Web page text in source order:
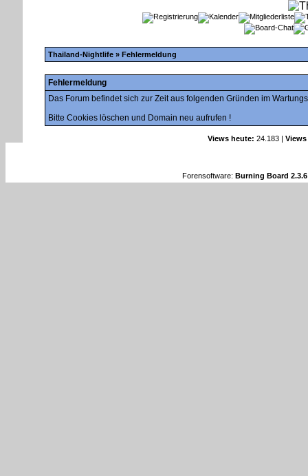
Thailand-Nightlife » Fehlermeldung
Fehlermeldung
Das Forum befindet sich zur Zeit aus folgenden Gründen im
Bitte Cookies löschen und Domain neu aufrufen !
Views heute: 24.183 |
Forensoftware: Burning Board 2.3.6